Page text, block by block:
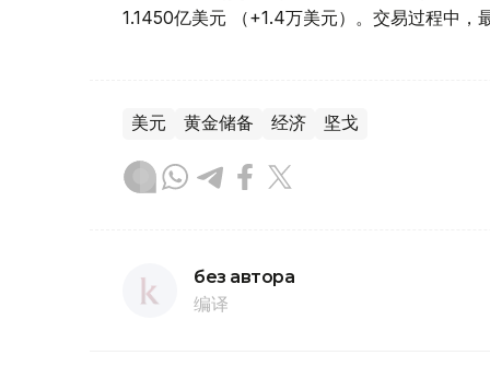
1.1450亿美元 （+1.4万美元）。交易过程中
美元 黄金储备 经济 坚戈
без автора
编译